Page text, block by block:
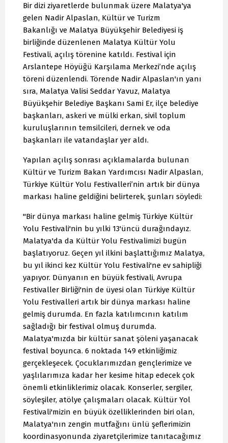
Bir dizi ziyaretlerde bulunmak üzere Malatya'ya
gelen Nadir Alpaslan, Kültür ve Turizm
Bakanlığı ve Malatya Büyükşehir Belediyesi iş
birliğinde düzenlenen Malatya Kültür Yolu
Festivali, açılış törenine katıldı. Festival için
Arslantepe Höyüğü Karşılama Merkezi’nde açılış
töreni düzenlendi. Törende Nadir Alpaslan'ın yanı
sıra, Malatya Valisi Seddar Yavuz, Malatya
Büyükşehir Belediye Başkanı Sami Er, ilçe belediye
başkanları, askeri ve mülki erkan, sivil toplum
kuruluşlarının temsilcileri, dernek ve oda
başkanları ile vatandaşlar yer aldı.
Yapılan açılış sonrası açıklamalarda bulunan
Kültür ve Turizm Bakan Yardımcısı Nadir Alpaslan,
Türkiye Kültür Yolu Festivalleri’nin artık bir dünya
markası haline geldiğini belirterek, şunları söyledi:
"Bir dünya markası haline gelmiş Türkiye Kültür
Yolu Festivali'nin bu yılki 13'üncü durağındayız.
Malatya'da da Kültür Yolu Festivalimizi bugün
başlatıyoruz. Geçen yıl ilkini başlattığımız Malatya,
bu yıl ikinci kez Kültür Yolu Festivali'ne ev sahipliği
yapıyor. Dünyanın en büyük festivali, Avrupa
Festivaller Birliği'nin de üyesi olan Türkiye Kültür
Yolu Festivalleri artık bir dünya markası haline
gelmiş durumda. En fazla katılımcının katılım
sağladığı bir festival olmuş durumda.
Malatya'mızda bir kültür sanat şöleni yaşanacak
festival boyunca. 6 noktada 149 etkinliğimiz
gerçekleşecek. Çocuklarımızdan gençlerimize ve
yaşlılarımıza kadar her kesime hitap edecek çok
önemli etkinliklerimiz olacak. Konserler, sergiler,
söyleşiler, atölye çalışmaları olacak. Kültür Yol
Festivali'mizin en büyük özelliklerinden biri olan,
Malatya'nın zengin mutfağını ünlü şeflerimizin
koordinasyonunda ziyaretçilerimize tanıtacağımız